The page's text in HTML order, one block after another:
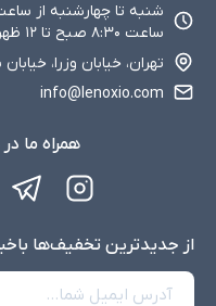
ساعت ۸:۳۰ صبح تا ۱۲ ظهر
تهران، خیابان وزرا،
info@lenoxio.com
همراه ما
از جدید‌ترین تخفیف‌ها